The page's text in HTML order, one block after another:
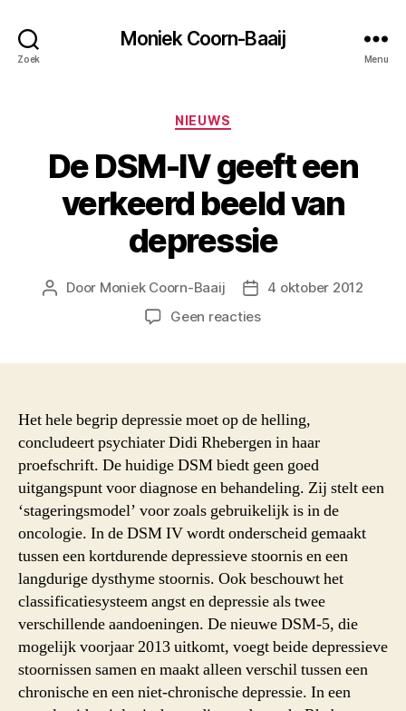
Zoek
Moniek Coorn-Baaij
Menu
Categorieën
NIEUWS
De DSM-IV geeft een
verkeerd beeld van
depressie
Berichtauteur
Door Moniek Coorn-Baaij Berichtdatum
4 oktober 2012
Geen reactiesop
een
verkeerd
van
depressie
Het hele begrip depressie moet op de helling,
concludeert psychiater Didi Rhebergen in haar
proefschrift. De huidige DSM biedt geen goed
uitgangspunt voor diagnose en behandeling. Zij stelt een
‘stageringsmodel’ voor zoals gebruikelijk is in de
oncologie. In de DSM IV wordt onderscheid gemaakt
tussen een kortdurende depressieve stoornis en een
langdurige dysthyme stoornis. Ook beschouwt het
classificatiesysteem angst en depressie als twee
verschillende aandoeningen. De nieuwe DSM-5, die
mogelijk voorjaar 2013 uitkomt, voegt beide depressieve
stoornissen samen en maakt alleen verschil tussen een
chronische en een niet-chronische depressie. In een